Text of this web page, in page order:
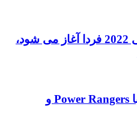
طوفان قهرمانان جهانی 2022 فردا آغاز می شود،
استفاده از قدرت VR با Power Rangers و